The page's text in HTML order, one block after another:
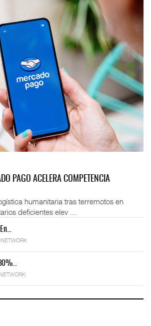
PAGO ACELERA COMPETENCIA
humanitaria tras terremotos en
deficientes elev ...
NETWORK